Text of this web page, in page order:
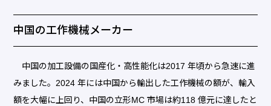
中国の工作機械メーカー
中国の加工設備の国産化・高性能化は2017 年頃から急速に進
みました。2024 年には中国から輸出した工作機械の額が、輸入
額を大幅に上回り、中国の立形MC 市場は約118 億元に達したと